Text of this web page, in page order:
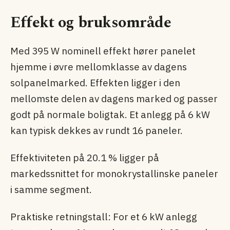
Effekt og bruksområde
Med 395 W nominell effekt hører panelet
hjemme i øvre mellomklasse av dagens
solpanel­marked. Effekten ligger i den
mellomste delen av dagens marked og passer
godt på normale boligtak. Et anlegg på 6 kW
kan typisk dekkes av rundt 16 paneler.
Effektiviteten på 20.1 % ligger på
markedssnittet for monokrystallinske paneler
i samme segment.
Praktiske retningstall: For et 6 kW anlegg